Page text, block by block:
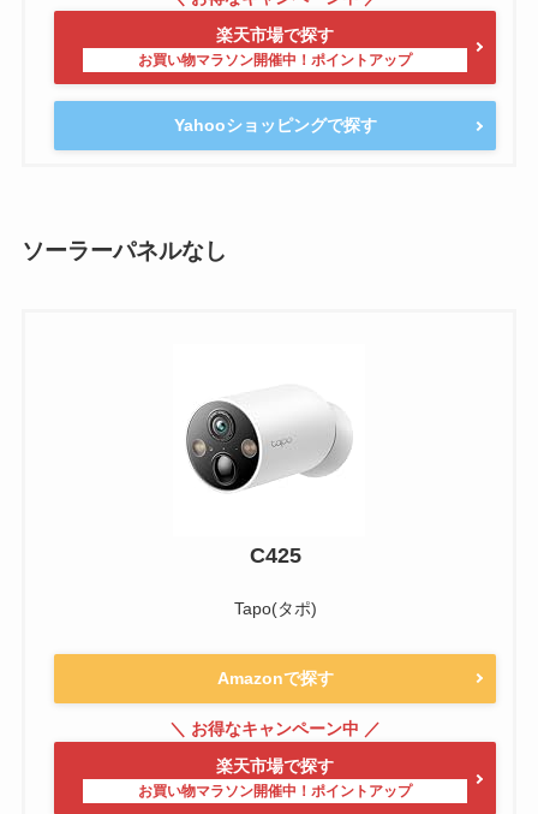
楽天市場で探す
Yahooショッピングで探す
ソーラーパネルなし
C425
Tapo(タポ)
Amazonで探す
楽天市場で探す